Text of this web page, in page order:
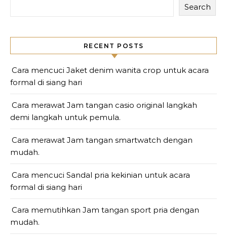
Search
RECENT POSTS
Cara mencuci Jaket denim wanita crop untuk acara
formal di siang hari
Cara merawat Jam tangan casio original langkah
demi langkah untuk pemula.
Cara merawat Jam tangan smartwatch dengan
mudah.
Cara mencuci Sandal pria kekinian untuk acara
formal di siang hari
Cara memutihkan Jam tangan sport pria dengan
mudah.